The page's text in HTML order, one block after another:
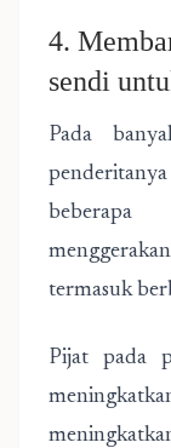
4.
sendi
Pada
beberapa
termasuk
Pijat pada